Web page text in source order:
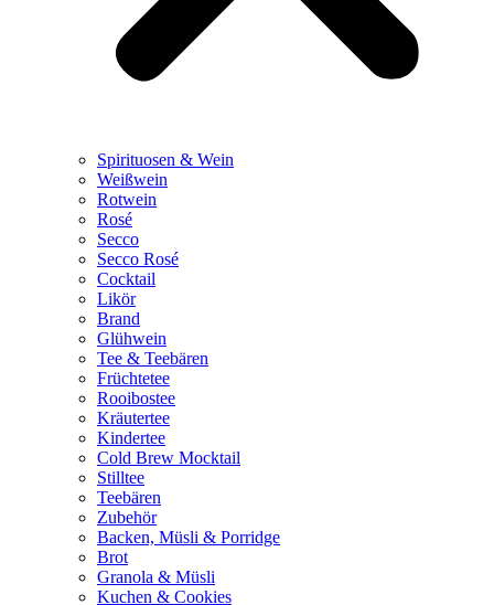
Spirituosen & Wein
Weißwein
Rotwein
Rosé
Secco
Secco Rosé
Cocktail
Likör
Brand
Glühwein
Tee & Teebären
Früchtetee
Rooibostee
Kräutertee
Kindertee
Cold Brew Mocktail
Stilltee
Teebären
Zubehör
Backen, Müsli & Porridge
Brot
Granola & Müsli
Kuchen & Cookies